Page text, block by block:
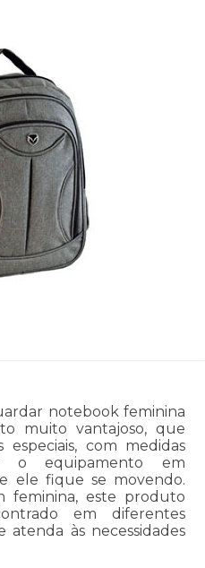
notebook feminina
muito vantajoso, que
especiais, com medidas
o equipamento em
ele fique se movendo.
feminina, este produto
em diferentes
às necessidades